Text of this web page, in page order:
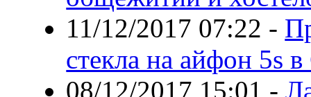
11/12/2017 07:22 -
стекла на айфон 5s
08/12/2017 15:01 -